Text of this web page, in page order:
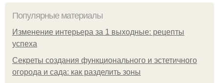
Популярные материалы
Изменение интерьера за 1 выходные: рецепты
успеха
Секреты создания функционального и эстетичного
огорода и сада: как разделить зоны